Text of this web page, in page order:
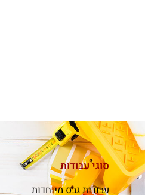
סוגי עבודות
עבודות גבס מיוחדות